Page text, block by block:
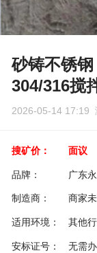
砂铸不锈钢
304/316搅
2026-05-14 17:19
搜矿价： 面议
品牌： 广东
制造商： 商家
适用环境： 其他
安标证号： 无需